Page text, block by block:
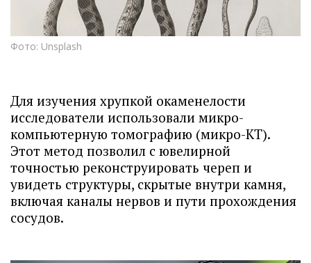
Фото: Unsplash
Для изучения хрупкой окаменелости
исследователи использовали микро-
компьютерную томографию (микро-КТ).
Этот метод позволил с ювелирной
точностью реконструировать череп и
увидеть структуры, скрытые внутри камня,
включая каналы нервов и пути прохождения
сосудов.